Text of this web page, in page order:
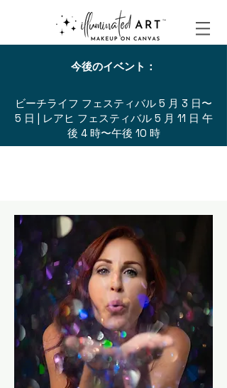
今後のイベント：
ビーチライフ フェスティバル 5 月 3 日〜
5 日 | レアヒ フェスティバル 5 月 11 日 午
後 4 時〜午後 10 時